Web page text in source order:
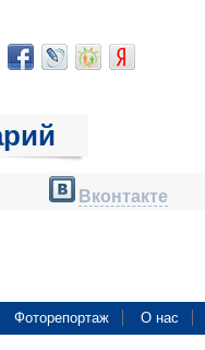
Вконтакте
Фоторепортаж О нас